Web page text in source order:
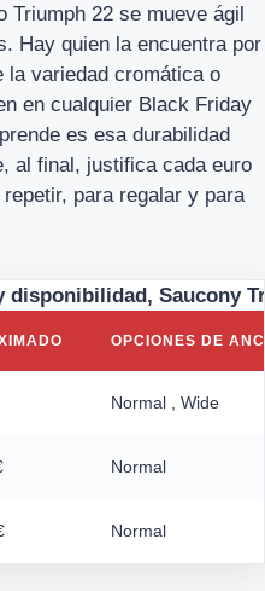
Triumph 22 se mueve ágil
Hay quien la encuentra por
la variedad cromática o
en cualquier Black Friday
es esa durabilidad
al final, justifica cada euro
para regalar y para
disponibilidad, Saucony
OPCIONES DE
Normal , Wide
Normal
Normal